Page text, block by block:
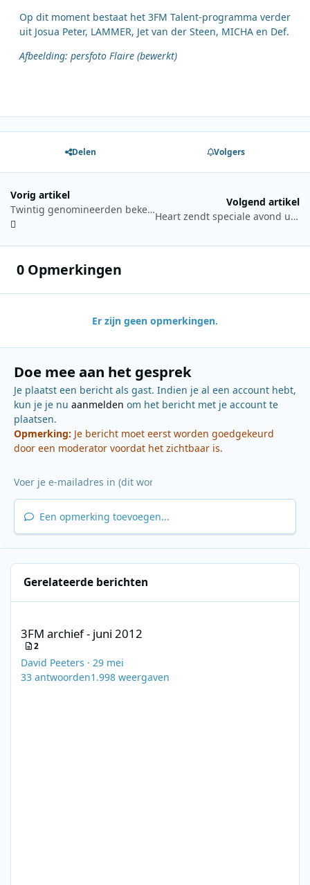
Op dit moment bestaat het 3FM Talent-programma verder
uit Josua Peter, LAMMER, Jet van der Steen, MICHA en Def.
Afbeelding: persfoto Flaire (bewerkt)
Delen Volgers
Vorig artikel
Twintig genomineerden bekend voor VRT Zomerhit 2026
Volgend artikel
Heart zendt speciale avond uit rond 30 jaar Spice Girls-hit Wannabe
0 Opmerkingen
Er zijn geen opmerkingen.
Doe mee aan het gesprek
Je plaatst een bericht als gast. Indien je al een account hebt,
kun je je nu aanmelden om het bericht met je account te
plaatsen.
Opmerking: Je bericht moet eerst worden goedgekeurd
door een moderator voordat het zichtbaar is.
Een opmerking toevoegen...
Gerelateerde berichten
3FM archief - juni 2012
2
David Peeters · 29 mei
33 antwoorden1.998 weergaven